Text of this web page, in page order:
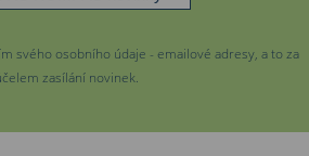
svého osobního údaje - emailové adresy, a to za
zasílání novinek.